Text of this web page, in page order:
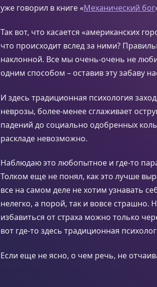
уже говорил в книге «Механический бог
Так вот, что касается «американских
что происходит вслед за ними?
наклонной. Все мы очень-очень не
одним способом – оставив эту забаву
И здесь традиционная психология
неврозы, более-менее сглаживает
падений до социально одобренных
раскладе невозможно.
Наблюдаю это любопытное и где-то
Толком еще не понял, как это лучше
все на самом деле не хотим узнавать
нелегко, а порой, так и вовсе страшно.
избавиться от страха можно только
вот где-то здесь традиционная
Если еще не ясно, о чем речь, не